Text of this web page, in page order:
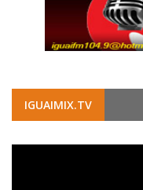
IGUAIMIX.TV